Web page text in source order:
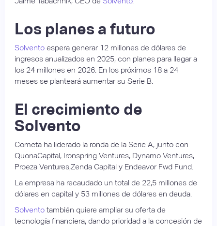
Los planes a futuro
Solvento espera generar 12 millones de dólares de
ingresos anualizados en 2025, con planes para llegar a
los 24 millones en 2026. En los próximos 18 a 24
meses se planteará aumentar su Serie B.
El crecimiento de
Solvento
Cometa ha liderado la ronda de la Serie A, junto con
QuonaCapital, Ironspring Ventures, Dynamo Ventures,
Proeza Ventures,Zenda Capital y Endeavor Fwd Fund.
La empresa ha recaudado un total de 22,5 millones de
dólares en capital y 53 millones de dólares en deuda.
Solvento también quiere ampliar su oferta de
tecnología financiera, dando prioridad a la concesión de